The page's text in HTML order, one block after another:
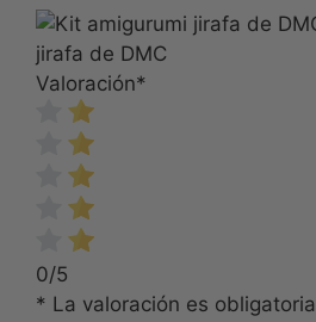
jirafa de DMC
Valoración*
0/5
* La valoración es obligatoria